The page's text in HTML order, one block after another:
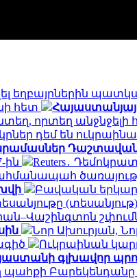
եղբայրներին
հետ
որտեղ անջնջելի
դեմ են
ին
Reuters․
Բավական երկար
(տեսանյութ)
Նոր Ախուրյան,
Ուկրաինան
գլխավոր
պահքի Բարեկենդանը